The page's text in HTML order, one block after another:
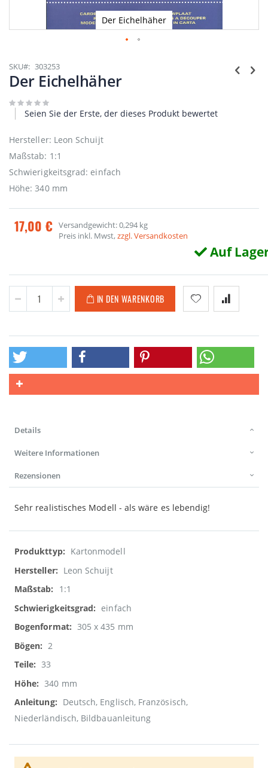
Der Eichelhäher
Anfang
der
Bildgalerie
SKU 303253
Der Eichelhäher
Seien Sie der Erste, der dieses Produkt bewertet
Hersteller: Leon Schuijt
Maßstab: 1:1
Schwierigkeitsgrad: einfach
Höhe: 340 mm
17,00 € Versandgewicht: 0,294 kg
Preis inkl. Mwst,zzgl. Versandkosten
Auf
IN DEN WARENKORB
Details
Weitere Informationen
Rezensionen
Sehr realistisches Modell - als wäre es lebendig!
Weitere
Informationen
Kartonmodell
Leon Schuijt
1:1
einfach
305 x 435 mm
2
33
340 mm
Deutsch, Englisch, Französisch,
Niederländisch, Bildbauanleitung